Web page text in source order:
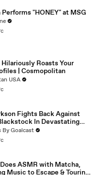
"HONEY" at MSG
Roasts Your
| Cosmopolitan
USA
Fights Back Against
In Devastating
Goalcast
ASMR with Matcha,
Music to Escape & Touring